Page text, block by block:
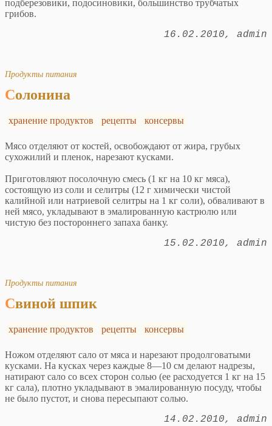
подберезовики, подосиновики, большинство трубчатых
грибов.
16.02.2010 admin
Продукты питания
Солонина
хранение продуктов рецепты консервы
Мясо отделяют от костей, освобождают от жира, грубых
сухожилий и пленок, нарезают кусками.
Приготовляют посолочную смесь (1 кг на 10 кг мяса),
состоящую из соли и селитры (12 г химически чистой
калийной или натриевой селитры на 1 кг соли), обваливают в
ней мясо, укладывают в эмалированную кастрюлю или
чистую без постороннего запаха банку.
15.02.2010 admin
Продукты питания
Свиной шпик
хранение продуктов рецепты консервы
Ножом отделяют сало от мяса и нарезают продолговатыми
кусками. На кусках через каждые 8—10 см делают надрезы,
натирают сало со всех сторон солью (ее расходуется 1 кг на 15
кг сала), плотно укладывают в эмалированную посуду, чтобы
не было пустот, и снова пересыпают солью.
14.02.2010 admin